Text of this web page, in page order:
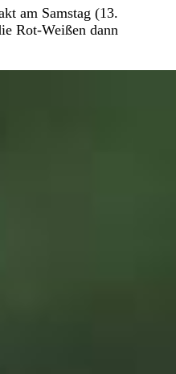
am Samstag (13.
Rot-Weißen dann